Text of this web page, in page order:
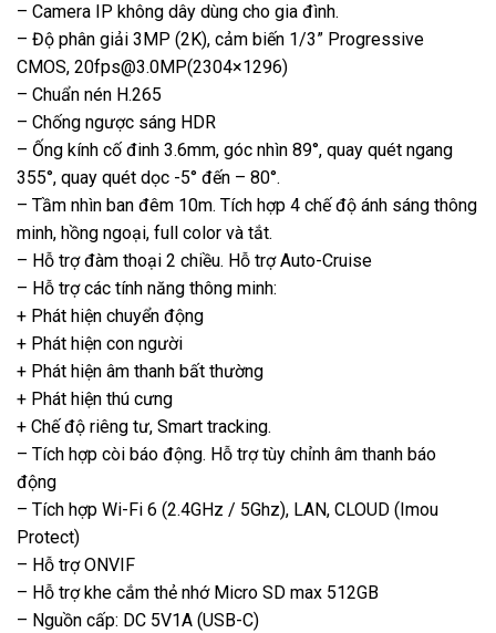
– Camera IP không dây dùng cho gia đình.
– Độ phân giải 3MP (2K), cảm biến 1/3” Progressive
CMOS, 20fps@3.0MP(2304×1296)
– Chuẩn nén H.265
– Chống ngược sáng HDR
– Ống kính cố đinh 3.6mm, góc nhìn 89°, quay quét ngang
355°, quay quét dọc -5° đến – 80°.
– Tầm nhìn ban đêm 10m. Tích hợp 4 chế độ ánh sáng thông
minh, hồng ngoại, full color và tắt.
– Hỗ trợ đàm thoại 2 chiều. Hỗ trợ Auto-Cruise
– Hỗ trợ các tính năng thông minh:
+ Phát hiện chuyển động
+ Phát hiện con người
+ Phát hiện âm thanh bất thường
+ Phát hiện thú cưng
+ Chế độ riêng tư, Smart tracking.
– Tích hợp còi báo động. Hỗ trợ tùy chỉnh âm thanh báo
động
– Tích hợp Wi-Fi 6 (2.4GHz / 5Ghz), LAN, CLOUD (Imou
Protect)
– Hỗ trợ ONVIF
– Hỗ trợ khe cắm thẻ nhớ Micro SD max 512GB
– Nguồn cấp: DC 5V1A (USB-C)